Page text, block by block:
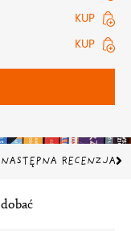
KUP
KUP
NASTĘPNA RECENZJA